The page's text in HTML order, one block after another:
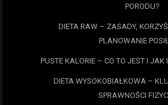
PORODU?
DIETA RAW – ZASADY,
PLANOWANIE
PUSTE KALORIE – CO TO JEST I JAK
DIETA WYSOKOBIAŁKOWA –
SPRAWNOŚCI